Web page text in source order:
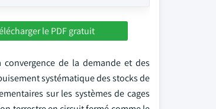
le PDF gratuit
de la demande et des
systématique des stocks de
sur les systèmes de cages